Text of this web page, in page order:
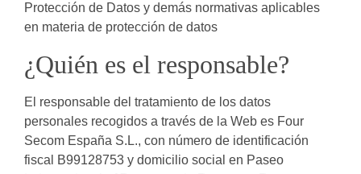
Protección de Datos y demás normativas aplicables
en materia de protección de datos
¿Quién es el responsable?
El responsable del tratamiento de los datos
personales recogidos a través de la Web es Four
Secom España S.L., con número de identificación
fiscal B99128753 y domicilio social en Paseo